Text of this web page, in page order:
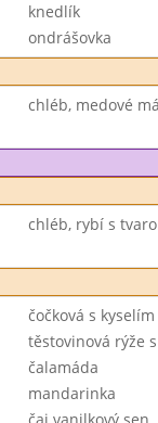
knedlík
ondrášovka
chléb, medové
chléb, rybí s
čočková s
těstovinová rýže
čalamáda
mandarinka